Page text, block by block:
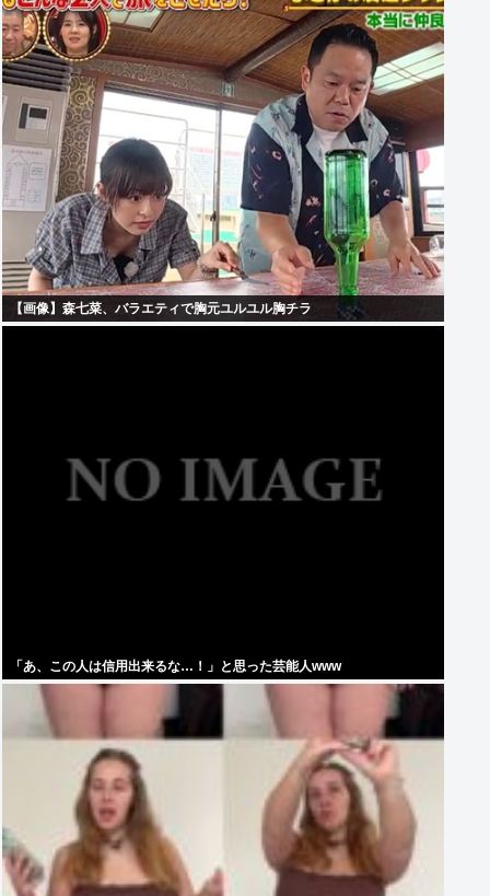
【画像】森七菜、バラエティで胸元ユルユル胸チラ
「あ、この人は信用出来るな…！」と思った芸能人www